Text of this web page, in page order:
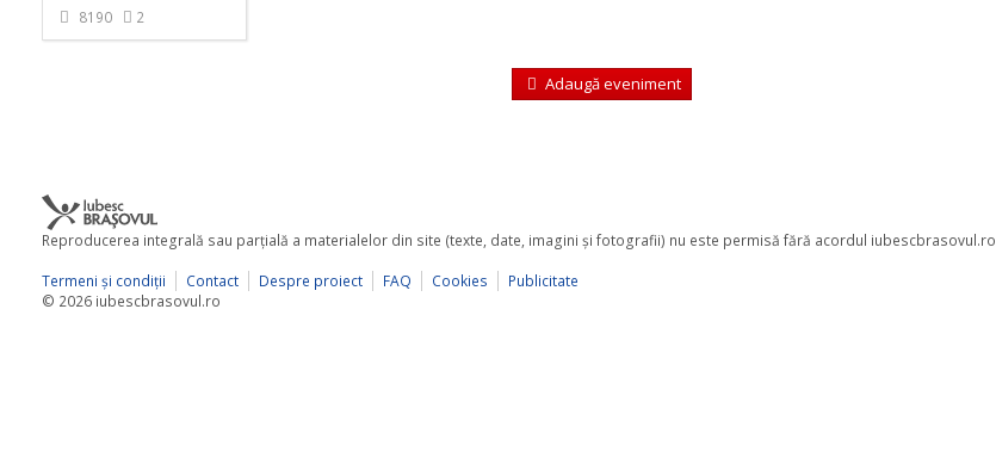
8190 2
Adaugă eveniment
Reproducerea integrală sau parţială a materialelor din site (texte, date, imagini şi fotografii) nu este permisă fără acordul iubescbrasovul.ro
Termeni şi condiţii
Contact Despre proiect FAQ Cookies
Publicitate
© 2026 iubescbrasovul.ro